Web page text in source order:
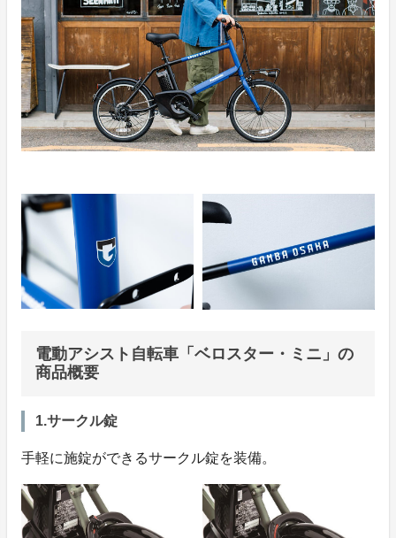
電動アシスト自転車「ベロスター・ミニ」の
商品概要
1.サークル錠
手軽に施錠ができるサークル錠を装備。